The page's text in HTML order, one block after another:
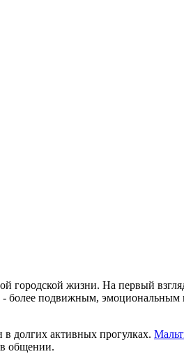
городской жизни. На первый
более подвижным, эмоциональным
в долгих активных прогулках.
общении.